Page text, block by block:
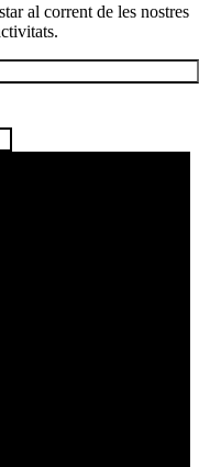
al corrent de les nostres